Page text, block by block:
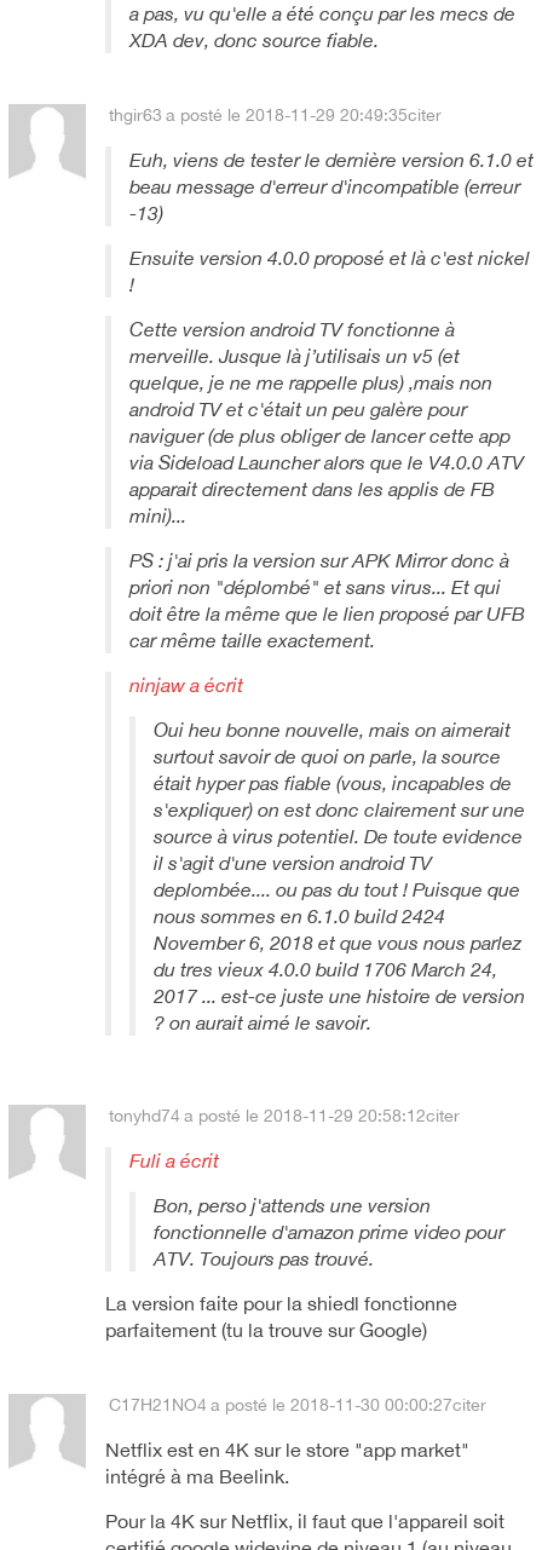
a pas, vu qu'elle a été conçu par les mecs de
XDA dev, donc source fiable.
thgir63 a posté le 2018-11-29 20:49:35citer
Euh, viens de tester le dernière version 6.1.0 et
beau message d'erreur d'incompatible (erreur
-13)
Ensuite version 4.0.0 proposé et là c'est nickel
!
Cette version android TV fonctionne à
merveille. Jusque là j’utilisais un v5 (et
quelque, je ne me rappelle plus) ,mais non
android TV et c'était un peu galère pour
naviguer (de plus obliger de lancer cette app
via Sideload Launcher alors que le V4.0.0 ATV
apparait directement dans les applis de FB
mini)...
PS : j'ai pris la version sur APK Mirror donc à
priori non "déplombé" et sans virus... Et qui
doit être la même que le lien proposé par UFB
car même taille exactement.
ninjaw a écrit
Oui heu bonne nouvelle, mais on aimerait
surtout savoir de quoi on parle, la source
était hyper pas fiable (vous, incapables de
s'expliquer) on est donc clairement sur une
source à virus potentiel. De toute evidence
il s'agit d'une version android TV
deplombée.... ou pas du tout ! Puisque que
nous sommes en 6.1.0 build 2424
November 6, 2018 et que vous nous parlez
du tres vieux 4.0.0 build 1706 March 24,
2017 ... est-ce juste une histoire de version
? on aurait aimé le savoir.
tonyhd74 a posté le 2018-11-29 20:58:12citer
Fuli a écrit
Bon, perso j'attends une version
fonctionnelle d'amazon prime video pour
ATV. Toujours pas trouvé.
La version faite pour la shiedl fonctionne
parfaitement (tu la trouve sur Google)
C17H21NO4 a posté le 2018-11-30 00:00:27citer
Netflix est en 4K sur le store "app market"
intégré à ma Beelink.
Pour la 4K sur Netflix, il faut que l'appareil soit